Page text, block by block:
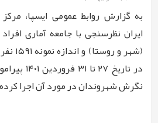
به گزارش روابط عمومی ایسپا،
(شهر
در تاریخ
نگرش شهروندان در مورد آن اجرا